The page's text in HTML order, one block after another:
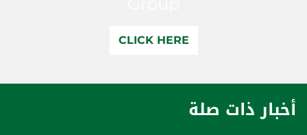
CLICK HERE
أخبار ذات صلة